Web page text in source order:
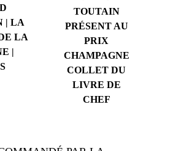
| LA
LA
|
TOUTAIN
PRÉSENT AU
PRIX
CHAMPAGNE
COLLET DU
LIVRE DE
CHEF